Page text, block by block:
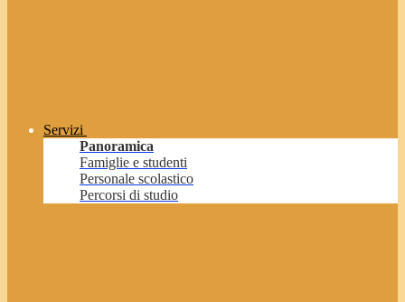
Servizi
Panoramica
Famiglie e studenti
Personale scolastico
Percorsi di studio